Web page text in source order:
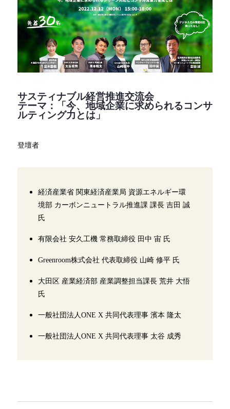
サスティナブル経営推進交流会
テーマ：「今、地域企業に求められるコンサ
ルティング力とは」
登壇者
経済産業省 関東経済産業局 資源エネルギー環
境部 カーボンニュートラル推進課 課長 吉田 誠
氏
有限会社 安久工機 常務取締役 田中 宙 氏
Greenroom株式会社 代表取締役 山崎 修平 氏
大田区 産業経済部 産業調整担当課長 荒井 大悟
氏
一般社団法人ONE X 共同代表理事 濱本 隆太
一般社団法人ONE X 共同代表理事 太谷 成秀